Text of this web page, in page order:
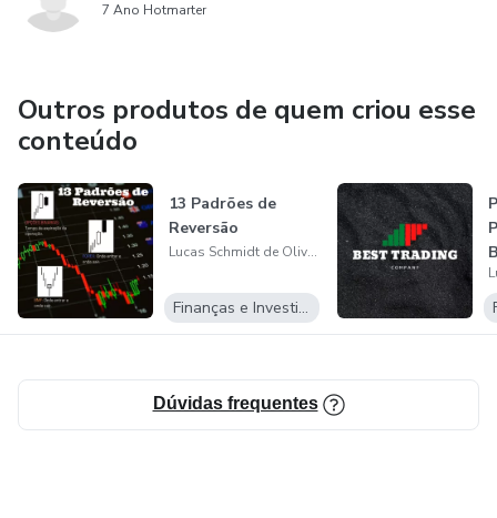
7 Ano Hotmarter
Outros produtos de quem criou esse
conteúdo
13 Padrões de
Reversão
Lucas Schmidt de Oliveira
Finanças e Investimentos
Dúvidas frequentes